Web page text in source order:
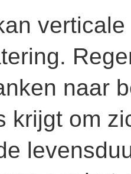
naar
krijgt om